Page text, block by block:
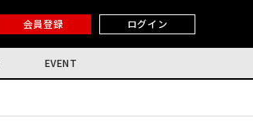
会員登録 ログイン
EVENT